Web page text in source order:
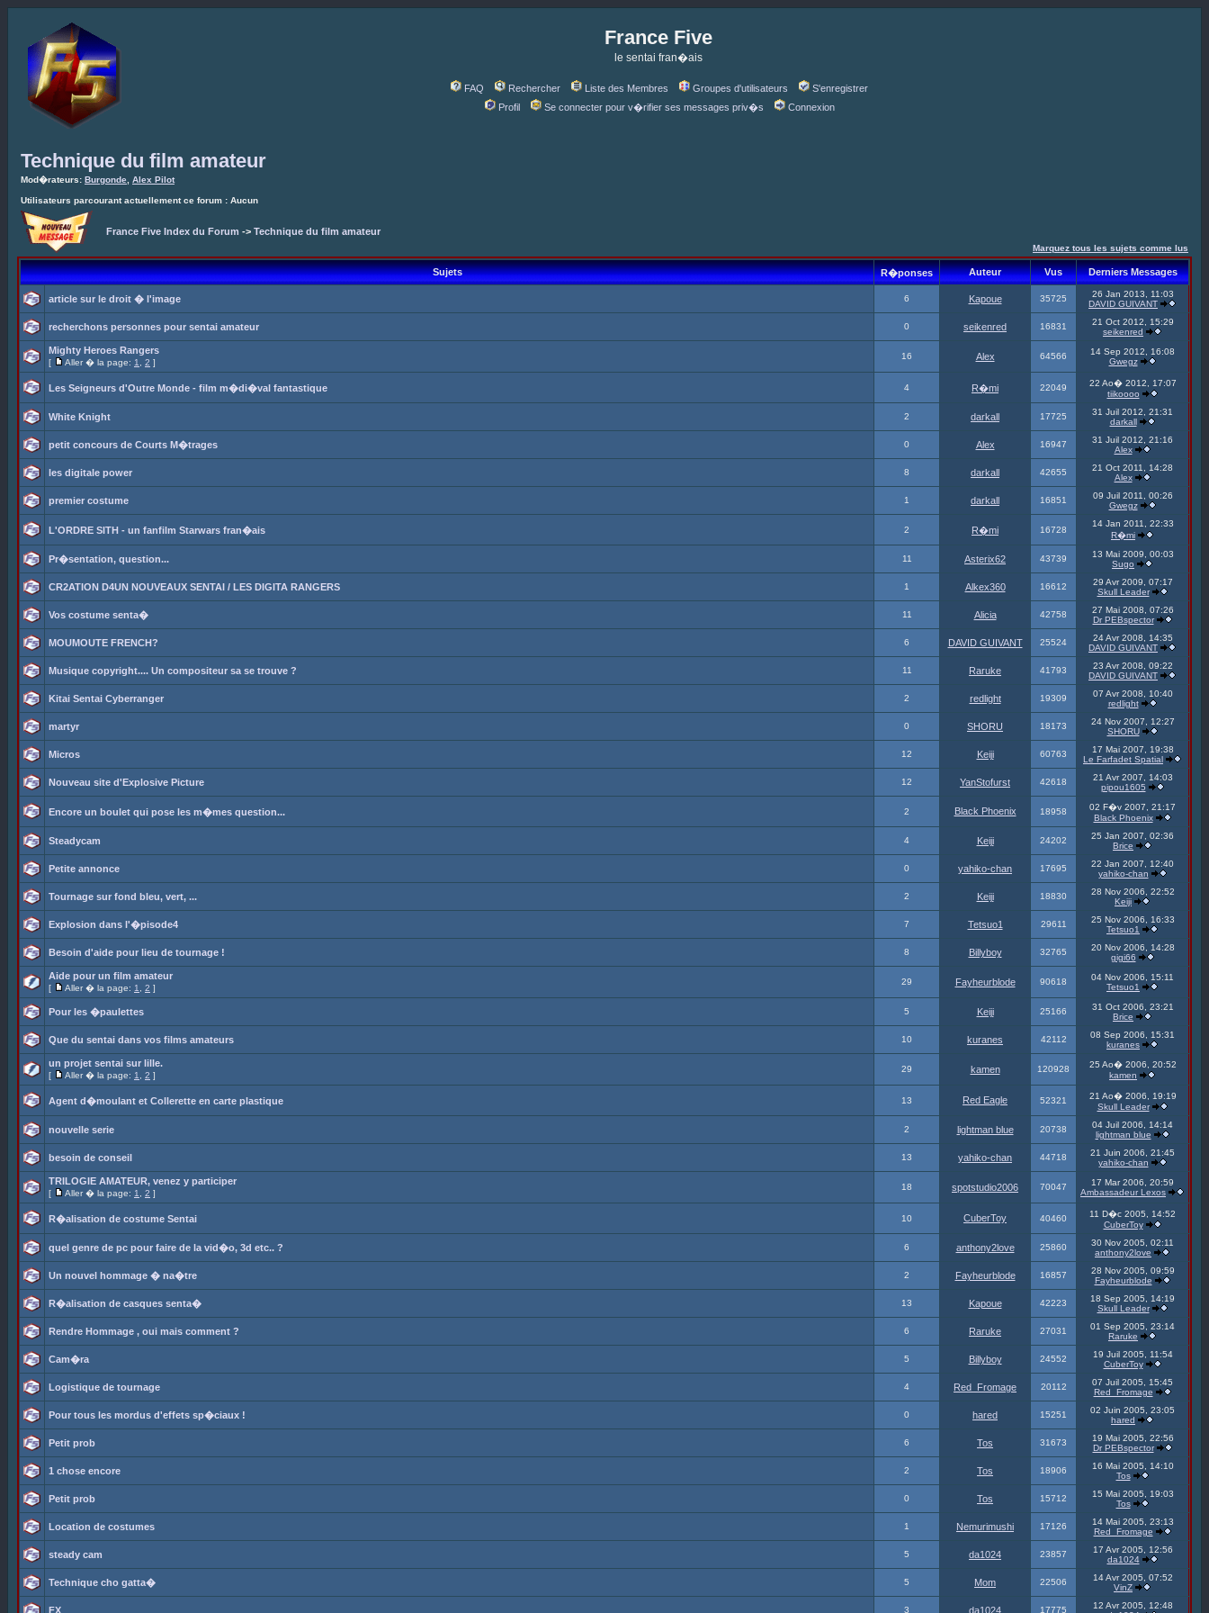
France Five
le sentai fran�ais
FAQ Rechercher Liste des Membres Groupes d'utilisateurs
S'enregistrer
Profil
Se connecter pour v�rifier ses messages priv�s Connexion
Technique du film amateur
Mod�rateurs: Burgonde Alex Pilot
Utilisateurs parcourant actuellement ce forum : Aucun
France Five Index du Forum -> Technique du film amateur
Marquez tous les sujets comme lus
Sujets R�ponses Auteur Vus Derniers Messages
article sur le droit � l'image 6 Kapoue 35725
26 Jan 2013, 11:03
DAVID GUIVANT
recherchons personnes pour sentai amateur 0 seikenred 16831
21 Oct 2012, 15:29
seikenred
Mighty Heroes Rangers
[ Aller � la page: 1 2 ]
16 Alex 64566
14 Sep 2012, 16:08
Gwegz
Les Seigneurs d'Outre Monde - film m�di�val fantastique 4 R�mi 22049
22 Ao� 2012, 17:07
tiikoooo
White Knight 2 darkall 17725
31 Juil 2012, 21:31
darkall
petit concours de Courts M�trages 0 Alex 16947
31 Juil 2012, 21:16
Alex
les digitale power 8 darkall 42655
21 Oct 2011, 14:28
Alex
premier costume 1 darkall 16851
09 Juil 2011, 00:26
Gwegz
L'ORDRE SITH - un fanfilm Starwars fran�ais 2 R�mi 16728
14 Jan 2011, 22:33
R�mi
Pr�sentation, question... 11 Asterix62 43739
13 Mai 2009, 00:03
Sugo
CR2ATION D4UN NOUVEAUX SENTAI / LES DIGITA RANGERS 1 Alkex360 16612
29 Avr 2009, 07:17
Skull Leader
Vos costume senta� 11 Alicia 42758
27 Mai 2008, 07:26
Dr PEBspector
MOUMOUTE FRENCH? 6 DAVID GUIVANT 25524
24 Avr 2008, 14:35
DAVID GUIVANT
Musique copyright.... Un compositeur sa se trouve ? 11 Raruke 41793
23 Avr 2008, 09:22
DAVID GUIVANT
Kitai Sentai Cyberranger 2 redlight 19309
07 Avr 2008, 10:40
redlight
martyr 0 SHORU 18173
24 Nov 2007, 12:27
SHORU
Micros 12 Keiji 60763
17 Mai 2007, 19:38
Le Farfadet Spatial
Nouveau site d'Explosive Picture 12 YanStofurst 42618
21 Avr 2007, 14:03
pipou1605
Encore un boulet qui pose les m�mes question... 2 Black Phoenix 18958
02 F�v 2007, 21:17
Black Phoenix
Steadycam 4 Keiji 24202
25 Jan 2007, 02:36
Brice
Petite annonce 0 yahiko-chan 17695
22 Jan 2007, 12:40
yahiko-chan
Tournage sur fond bleu, vert, ... 2 Keiji 18830
28 Nov 2006, 22:52
Keiji
Explosion dans l'�pisode4 7 Tetsuo1 29611
25 Nov 2006, 16:33
Tetsuo1
Besoin d'aide pour lieu de tournage ! 8 Billyboy 32765
20 Nov 2006, 14:28
gigi66
Aide pour un film amateur
[ Aller � la page: 1 2 ]
29 Fayheurblode 90618
04 Nov 2006, 15:11
Tetsuo1
Pour les �paulettes 5 Keiji 25166
31 Oct 2006, 23:21
Brice
Que du sentai dans vos films amateurs 10 kuranes 42112
08 Sep 2006, 15:31
kuranes
un projet sentai sur lille.
[ Aller � la page: 1 2 ]
29 kamen 120928
25 Ao� 2006, 20:52
kamen
Agent d�moulant et Collerette en carte plastique 13 Red Eagle 52321
21 Ao� 2006, 19:19
Skull Leader
nouvelle serie 2 lightman blue 20738
04 Juil 2006, 14:14
lightman blue
besoin de conseil 13 yahiko-chan 44718
21 Juin 2006, 21:45
yahiko-chan
TRILOGIE AMATEUR, venez y participer
[ Aller � la page: 1 2 ]
18 spotstudio2006 70047
17 Mar 2006, 20:59
Ambassadeur Lexos
R�alisation de costume Sentai 10 CuberToy 40460
11 D�c 2005, 14:52
CuberToy
quel genre de pc pour faire de la vid�o, 3d etc.. ? 6 anthony2love 25860
30 Nov 2005, 02:11
anthony2love
Un nouvel hommage � na�tre 2 Fayheurblode 16857
28 Nov 2005, 09:59
Fayheurblode
R�alisation de casques senta� 13 Kapoue 42223
18 Sep 2005, 14:19
Skull Leader
Rendre Hommage , oui mais comment ? 6 Raruke 27031
01 Sep 2005, 23:14
Raruke
Cam�ra 5 Billyboy 24552
19 Juil 2005, 11:54
CuberToy
Logistique de tournage 4 Red_Fromage 20112
07 Juil 2005, 15:45
Red_Fromage
Pour tous les mordus d'effets sp�ciaux ! 0 hared 15251
02 Juin 2005, 23:05
hared
Petit prob 6 Tos 31673
19 Mai 2005, 22:56
Dr PEBspector
1 chose encore 2 Tos 18906
16 Mai 2005, 14:10
Tos
Petit prob 0 Tos 15712
15 Mai 2005, 19:03
Tos
Location de costumes 1 Nemurimushi 17126
14 Mai 2005, 23:13
Red_Fromage
steady cam 5 da1024 23857
17 Avr 2005, 12:56
da1024
Technique cho gatta� 5 Mom 22506
14 Avr 2005, 07:52
VinZ
FX 3 da1024 17775
12 Avr 2005, 12:48